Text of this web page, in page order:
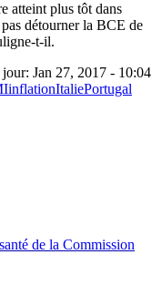
atteint plus tôt dans
détourner la BCE de
t-il.
Jan 27, 2017 - 10:04
inflationItaliePortugal
de la Commission